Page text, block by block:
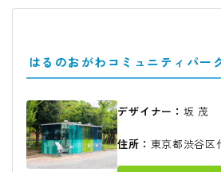
はるのおがわコミュニティパー
デザイナー： 坂 茂
住所： 東京都渋谷区